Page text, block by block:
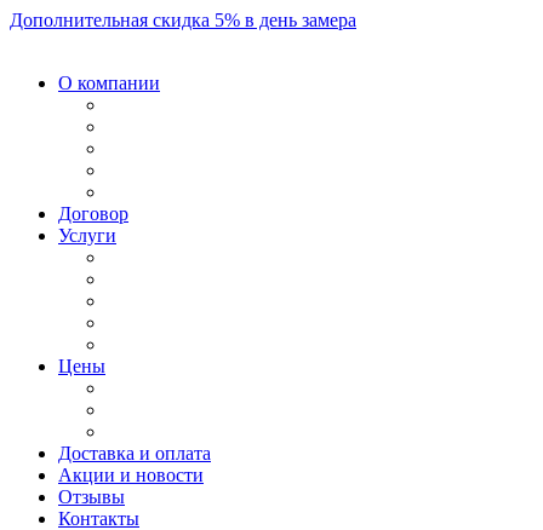
Дополнительная скидка 5% в день замера
О компании
Договор
Услуги
Цены
Доставка и оплата
Акции и новости
Отзывы
Контакты